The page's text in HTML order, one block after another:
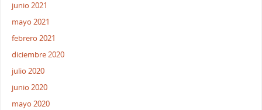
junio 2021
mayo 2021
febrero 2021
diciembre 2020
julio 2020
junio 2020
mayo 2020